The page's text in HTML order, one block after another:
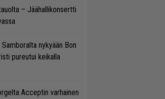
tauolta – Jäähallikonsertti
Samboralta nykyään Bon
pureutui keikalla
Acceptin varhainen